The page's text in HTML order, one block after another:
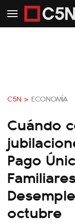
C5N > ECONOMÍA
Cuándo
Pago
octubre